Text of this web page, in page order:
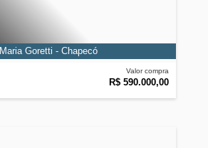
Valor compra
R$ 590.000,00
Maria Goretti - Chapecó